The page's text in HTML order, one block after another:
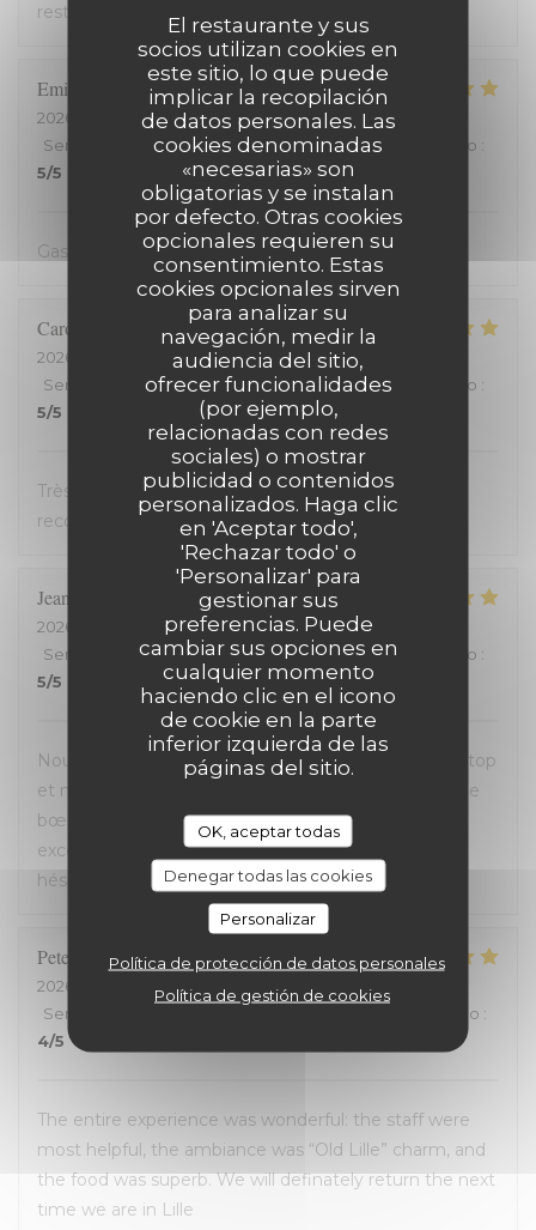
El restaurante y sus
socios utilizan cookies en
este sitio, lo que puede
implicar la recopilación
de datos personales. Las
cookies denominadas
«necesarias» son
obligatorias y se instalan
por defecto. Otras cookies
opcionales requieren su
consentimiento. Estas
cookies opcionales sirven
para analizar su
navegación, medir la
audiencia del sitio,
ofrecer funcionalidades
(por ejemplo,
relacionadas con redes
sociales) o mostrar
publicidad o contenidos
personalizados. Haga clic
en 'Aceptar todo',
'Rechazar todo' o
'Personalizar' para
gestionar sus
preferencias. Puede
cambiar sus opciones en
cualquier momento
haciendo clic en el icono
de cookie en la parte
inferior izquierda de las
páginas del sitio.
OK, aceptar todas
Denegar todas las cookies
Personalizar
Política de protección de datos personales
Política de gestión de cookies
restreinte
Emilienne
2026-07-19
- 19:30 - Invitados 2
Servicio
Ambiente: 5/5 Menú: 5/5 Calidad / Precio :
5/5
Gastvrij, gezellig, heerlijk
Carole
2026-07-18
- 21:00 - Invitados 2
Servicio
Ambiente: 5/5 Menú: 5/5 Calidad / Precio :
5/5
Très bon accueil et cuisine excellente. On
recommande !
Jean-David
2026-07-13
- 20:30 - Invitados 2
Servicio
/5 Ambiente :5/5 Menú:5 /5 Calidad / Precio :
5/5
Nous avons passé une excellente soirée, service au top
et nourriture de très bonne qualité. J’ai pris la cote de
bœuf et je me suis régalé. Les frites étaient aussi
excellentes. Nous recommandons sans aucune
hésitation.
Peter
2026-07-12
- 14:00 - Invitados 2
Servicio
Calidad / Precio :
4/5
The entire experience was wonderful: the staff were
most helpful, the ambiance was “Old Lille” charm, and
the food was superb. We will definately return the next
time we are in Lille